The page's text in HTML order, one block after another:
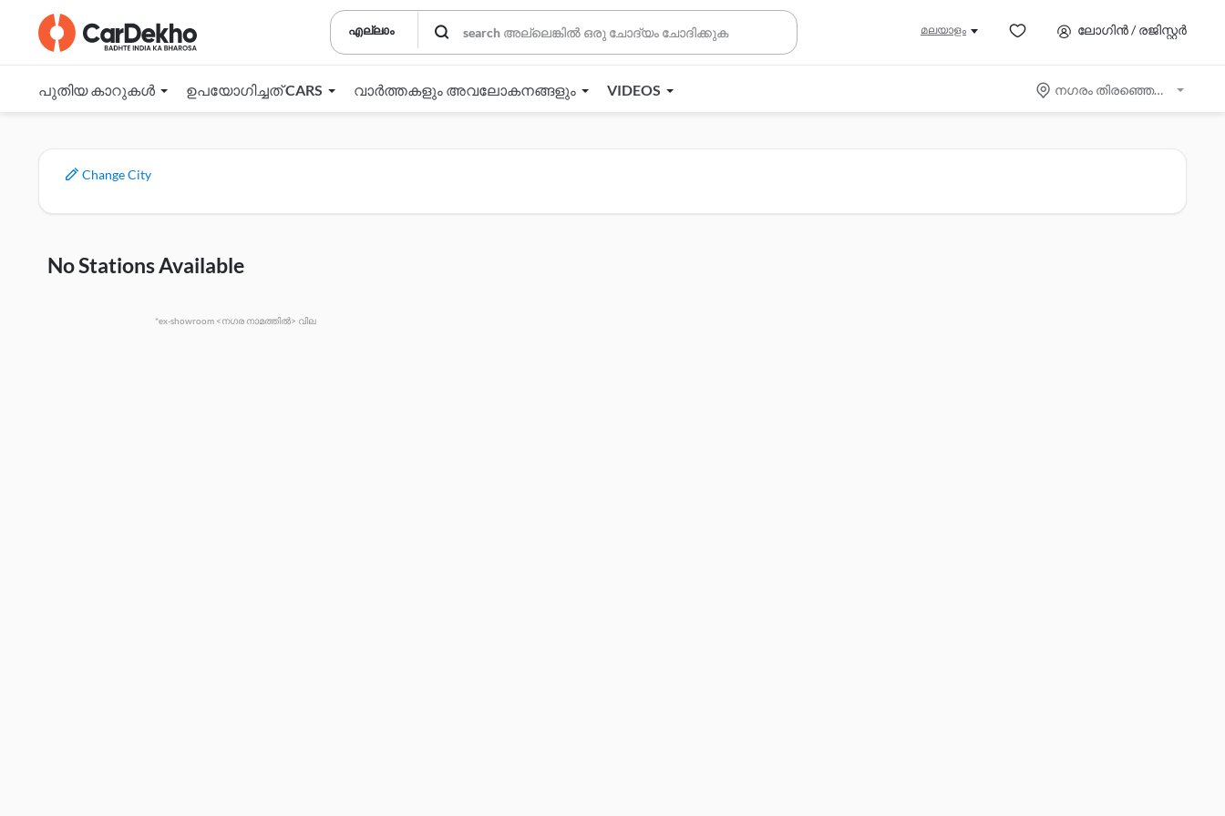
എല്ലാം മലയാളം ലോഗിൻ / രജിസ്റ്റർ
പുതിയ കാറുകൾ ഉപയോഗിച്ചത് CARS വാർത്തകളും അവലോകനങ്ങളും VIDEOS നഗരം തിരഞ്ഞെടുക്കുക
Change City
No Stations Available
*ex-showroom <നഗര നാമത്തിൽ> വില